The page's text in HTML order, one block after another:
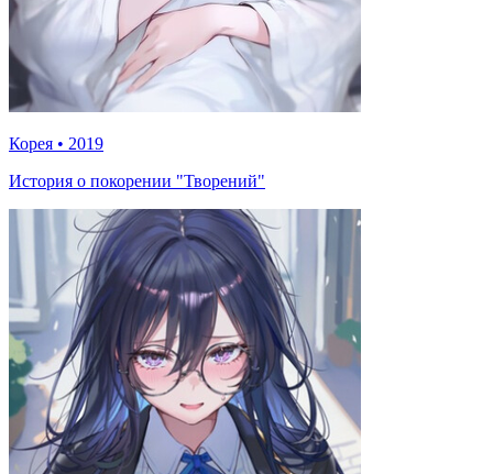
Корея • 2019
История о покорении "Творений"